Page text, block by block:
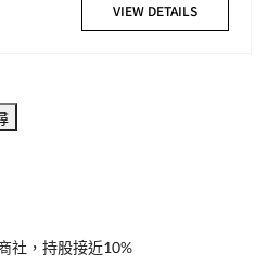
VIEW DETAILS
社，持股接近10%